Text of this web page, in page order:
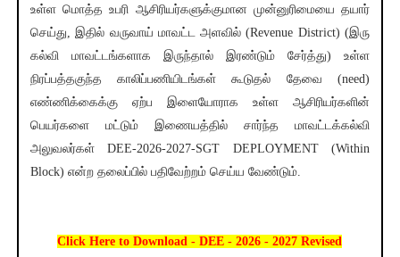
உள்ள மொத்த உபரி ஆசிரியர்களுக்குமான முன்னுரிமையை தயார்
செய்து, இதில் வருவாய் மாவட்ட அளவில் (Revenue District) (இரு
கல்வி மாவட்டங்களாக இருந்தால் இரண்டும் சேர்த்து) உள்ள
நிரப்பத்தகுந்த காலிப்பணியிடங்கள் கூடுதல் தேவை (need)
எண்ணிக்கைக்கு ஏற்ப இளையோராக உள்ள ஆசிரியர்களின்
பெயர்களை மட்டும் இணையத்தில் சார்ந்த மாவட்டக்கல்வி
அலுவலர்கள் DEE-2026-2027-SGT DEPLOYMENT (Within
Block) என்ற தலைப்பில் பதிவேற்றம் செய்ய வேண்டும்.
Click Here to Download - DEE - 2026 - 2027 Revised